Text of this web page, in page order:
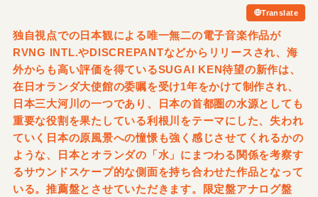
Translate
独自視点での日本観による唯一無二の電子音楽作品が
RVNG INTL.やDISCREPANTなどからリリースされ、海
外からも高い評価を得ているSUGAI KEN待望の新作は、
在日オランダ大使館の委嘱を受け1年をかけて制作され、
日本三大河川の一つであり、日本の首都圏の水源としても
重要な役割を果たしている利根川をテーマにした、失われ
ていく日本の原風景への憧憬も強く感じさせてくれるかの
ような、日本とオランダの「水」にまつわる関係を考察す
るサウンドスケープ的な側面を持ち合わせた作品となって
いる。推薦盤とさせていただきます。限定盤アナログ盤